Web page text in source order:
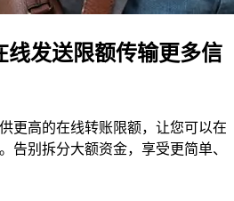
线发送限额传输更多信
更高的在线转账限额，让您可以在
告别拆分大额资金，享受更简单、